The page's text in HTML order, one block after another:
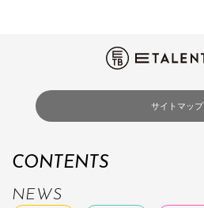
サイトマップ
CONTENTS
NEWS